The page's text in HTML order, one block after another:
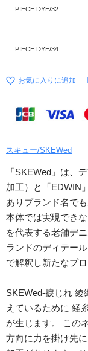
PIECE DYE/32
PIECE DYE/34
スキュー/SKEWed
「SKEWed」は、
加工）と「EDWIN
ありブランド名で
本体では実現でき
を代表する老舗デ
ランドのディテー
で解釈し新たなプ
SKEWed-捩じれ 綾
えているために 経
が生じます。 この
方向に力を掛け先